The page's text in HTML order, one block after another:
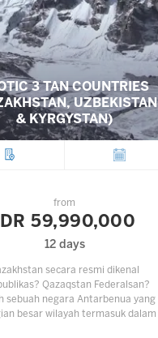
3 TAN COUNTRIES
UZBEKISTAN
& KYRGYSTAN)
from
IDR 59,990,000
12 days
secara resmi dikenal
Qazaqstan Federalsan?
sebuah negara Antarbenua yang
besar wilayah termasuk dalam